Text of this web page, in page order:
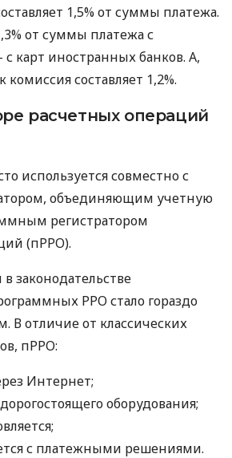
1,5% от суммы платежа.
от суммы платежа с
с карт иностранных банков. А,
составляет 1,2%.
расчетных операций
используется совместно с
объединяющим учетную
регистратором
(пРРО).
законодательстве
РРО стало гораздо
В отличие от классических
пРРО:
Интернет;
оборудования;
с платежными решениями.